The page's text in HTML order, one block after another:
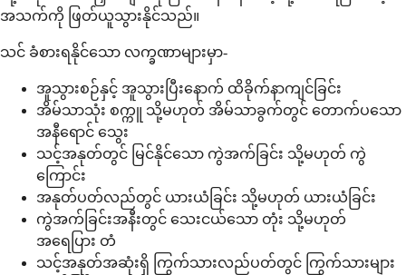
အသက်ကို ဖြတ်ယူသွားနိုင်သည်။
သင် ခံစားရနိုင်သော လက္ခဏာများမှာ-
အူသွားစဉ်နှင့် အူသွားပြီးနောက် ထိခိုက်နာကျင်ခြင်း
အိမ်သာသုံး စက္ကူ သို့မဟုတ် အိမ်သာခွက်တွင် တောက်ပသော
အနီရောင် သွေး
သင့်အနုတ်တွင် မြင်နိုင်သော ကွဲအက်ခြင်း သို့မဟုတ် ကွဲ
ကြောင်း
အနုတ်ပတ်လည်တွင် ယားယံခြင်း သို့မဟုတ် ယားယံခြင်း
ကွဲအက်ခြင်းအနီးတွင် သေးငယ်သော တုံး သို့မဟုတ်
အရေပြား တံ
သင့်အနုတ်အဆုံးရှိ ကြွက်သားလည်ပတ်တွင် ကြွက်သားများ